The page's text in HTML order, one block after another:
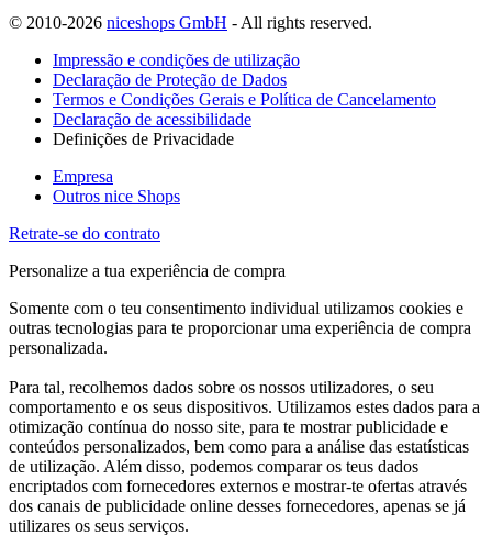
© 2010-2026 niceshops GmbH - All rights reserved.
Impressão e condições de utilização
Declaração de Proteção de Dados
Termos e Condições Gerais e Política de Cancelamento
Declaração de acessibilidade
Definições de Privacidade
Empresa
Outros nice Shops
Retrate-se do contrato
Personalize a tua experiência de compra
Somente com o teu consentimento individual utilizamos cookies e
outras tecnologias para te proporcionar uma experiência de compra
personalizada.
Para tal, recolhemos dados sobre os nossos utilizadores, o seu
comportamento e os seus dispositivos. Utilizamos estes dados para a
otimização contínua do nosso site, para te mostrar publicidade e
conteúdos personalizados, bem como para a análise das estatísticas
de utilização. Além disso, podemos comparar os teus dados
encriptados com fornecedores externos e mostrar-te ofertas através
dos canais de publicidade online desses fornecedores, apenas se já
utilizares os seus serviços.